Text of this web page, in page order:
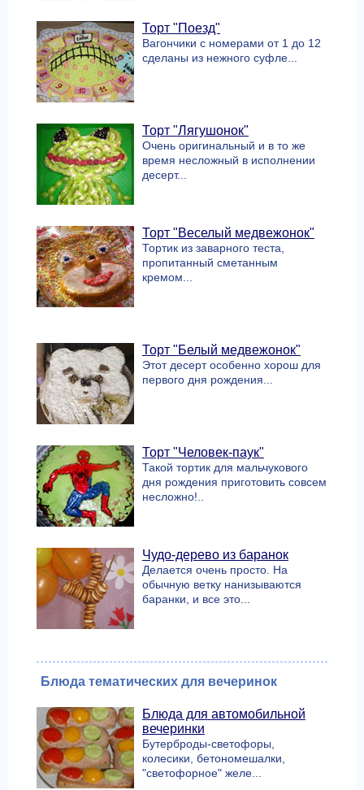
Торт "Поезд"
Вагончики с номерами от 1 до 12
сделаны из нежного суфле...
Торт "Лягушонок"
Очень оригинальный и в то же
время несложный в исполнении
десерт...
Торт "Веселый медвежонок"
Тортик из заварного теста,
пропитанный сметанным
кремом...
Торт "Белый медвежонок"
Этот десерт особенно хорош для
первого дня рождения...
Торт "Человек-паук"
Такой тортик для мальчукового
дня рождения приготовить совсем
несложно!..
Чудо-дерево из баранок
Делается очень просто. На
обычную ветку нанизываются
баранки, и все это...
Блюда тематических для вечеринок
Блюда для автомобильной
вечеринки
Бутерброды-светофоры,
колесики, бетономешалки,
"светофорное" желе...